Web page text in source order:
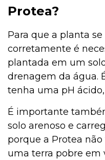
Protea?
Para que a planta
corretamente é
plantada em um
drenagem da água.
tenha uma pH ácido,
É importante
solo arenoso e
porque a Protea não
uma terra pobre em